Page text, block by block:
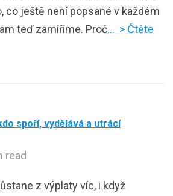
co ještě není popsané v každém
teď zamíříme. Proč… > Čtěte
spoří, vydělává a utrácí
read
z výplaty víc, i když